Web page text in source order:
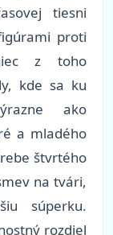
tiesni
proti
z toho
kde sa ku
ako
a mladého
štvrtého
na tvári,
súperku.
rozdiel